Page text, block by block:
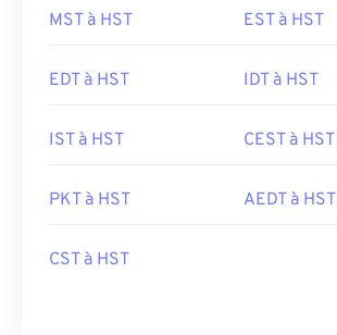
MST à HST EST à HST
EDT à HST IDT à HST
IST à HST CEST à HST
PKT à HST AEDT à HST
CST à HST